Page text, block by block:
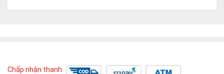
Chấp nhận thanh